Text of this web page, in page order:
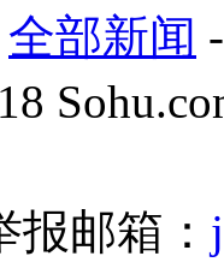
全部新闻
邮箱：